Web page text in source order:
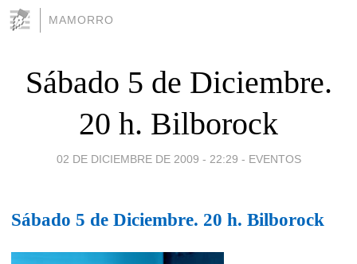
MAMORRO
Sábado 5 de Diciembre.
20 h. Bilborock
02 DE DICIEMBRE DE 2009 - 22:29 - EVENTOS
Sábado 5 de Diciembre. 20 h. Bilborock